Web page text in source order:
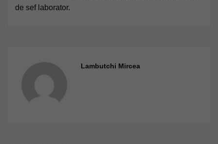
de sef laborator.
Lambutchi Mircea